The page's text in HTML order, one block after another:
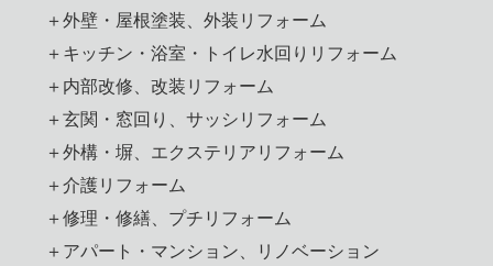
＋外壁・屋根塗装、外装リフォーム
＋キッチン・浴室・トイレ水回りリフォーム
＋内部改修、改装リフォーム
＋玄関・窓回り、サッシリフォーム
＋外構・塀、エクステリアリフォーム
＋介護リフォーム
＋修理・修繕、プチリフォーム
＋アパート・マンション、リノベーション